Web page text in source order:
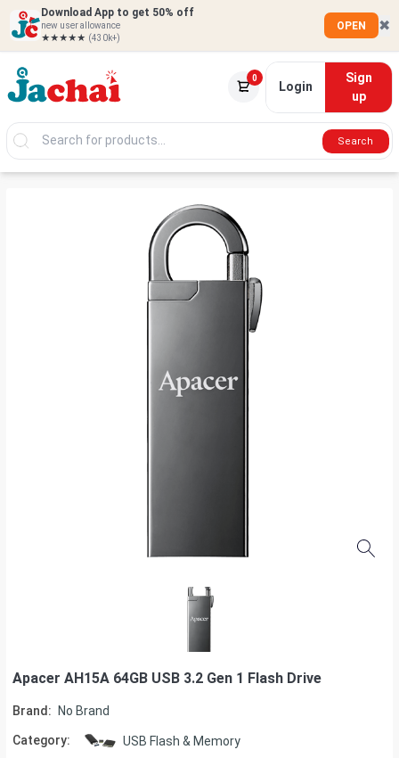
Download App to get 50% off
new user allowance
★★★★★ (430k+)
OPEN ✖
0
Login
Sign
up
Search
Apacer AH15A 64GB USB 3.2 Gen 1 Flash Drive
Brand: No Brand
Category: USB Flash & Memory